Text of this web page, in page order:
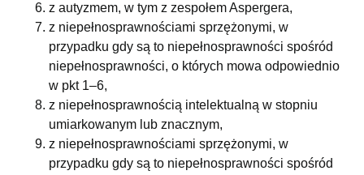
z autyzmem, w tym z zespołem Aspergera,
z niepełnosprawnościami sprzężonymi, w
przypadku gdy są to niepełnosprawności spośród
niepełnosprawności, o których mowa odpowiednio
w pkt 1–6,
z niepełnosprawnością intelektualną w stopniu
umiarkowanym lub znacznym,
z niepełnosprawnościami sprzężonymi, w
przypadku gdy są to niepełnosprawności spośród